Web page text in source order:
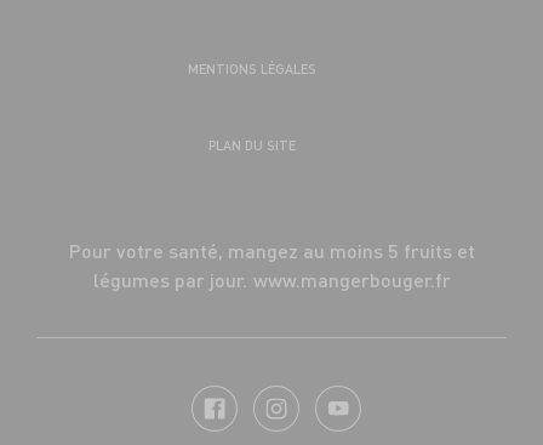
MENTIONS LÉGALES
PLAN DU SITE
Pour votre santé, mangez au moins 5 fruits et
légumes par jour. www.mangerbouger.fr